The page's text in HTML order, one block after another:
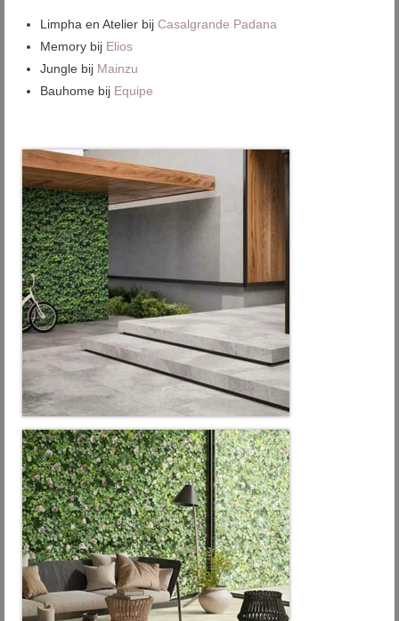
Limpha en Atelier bij Casalgrande Padana
Memory bij Elios
Jungle bij Mainzu
Bauhome bij Equipe